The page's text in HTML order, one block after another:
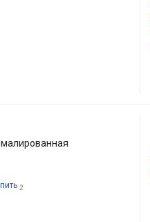
2